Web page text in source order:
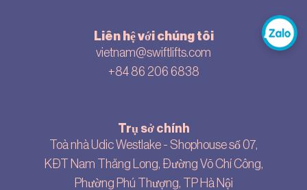
Liên hệ với chúng tôi
vietnam@swiftlifts.com
+84 86 206 6838
Trụ sở chính
Toà nhà Udic Westlake - Shophouse số 07,
KĐT Nam Thăng Long, Đường Võ Chí Công,
Phường Phú Thượng, TP Hà Nội